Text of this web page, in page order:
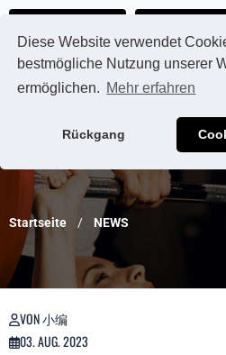
Diese Website verwendet
bestmögliche Nutzung unserer
ermöglichen. Mehr erfahren
Rückgang
Startseite NEWS
VON 小编
03. AUG. 2023